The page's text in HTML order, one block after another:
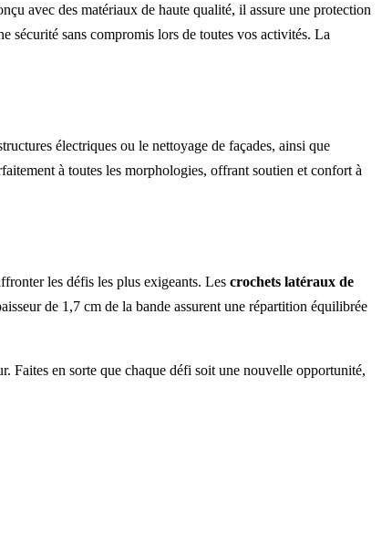
avec des matériaux de haute qualité, il assure une protection
sécurité sans compromis lors de toutes vos activités. La
électriques ou le nettoyage de façades, ainsi que
à toutes les morphologies, offrant soutien et confort à
les défis les plus exigeants. Les crochets latéraux de
de 1,7 cm de la bande assurent une répartition équilibrée
Faites en sorte que chaque défi soit une nouvelle opportunité,